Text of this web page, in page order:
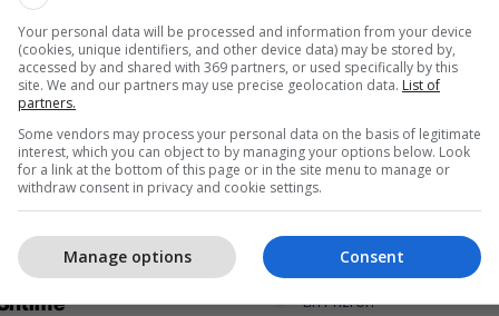
më pranë
– INTEREX tashmë
Petit Beurre nga Liri -
kompleton çdo ëmbëlsirë
Liri Prizren
Your personal data will be processed and information from your device
(cookies, unique identifiers, and other device data) may be stored by,
accessed by and shared with 369 partners, or used specifically by this
site. We and our partners may use precise geolocation data. List of
partners.
Some vendors may process your personal data on the basis of legitimate
interest, which you can object to by managing your options below. Look
for a link at the bottom of this page or in the site menu to manage or
withdraw consent in privacy and cookie settings.
Consent
Manage options